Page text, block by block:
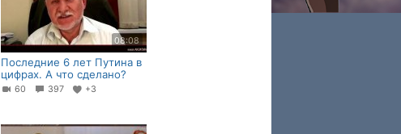
08:08
Последние 6 лет Путина в
цифрах. А что сделано?
60 397 +3